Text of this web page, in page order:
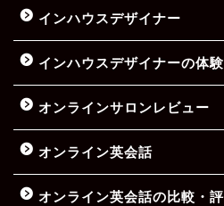
インハウスデザイナー
インハウスデザイナーの体
オンラインサロンレビュー
オンライン英会話
オンライン英会話の比較・